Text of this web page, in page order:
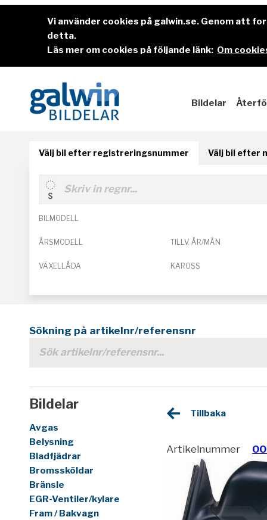
Vi använder cookies på galwin.se. Genom att
detta.
Läs mer om cookies på följande länk: Om
Bildelar
Välj bil efter registreringsnummer Välj bil efter
BILMODELL
ÅRSMODELL TILLV. ÅR/MÅN
VÄXELLÅDA KAROSS
Sökning på artikelnr/referensnr
Bildelar
Avgas
Belysning
Bladfjädrar
Bromssköldar
Bränsle
EGR-Ventiler/kylare
Fram / Bakvagn
Tillbaka
Artikelnummer